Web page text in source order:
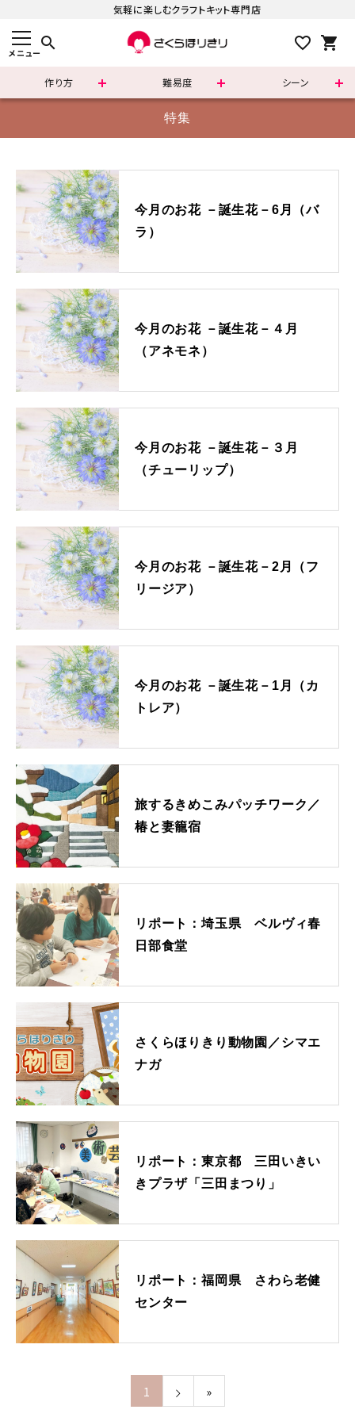
気軽に楽しむクラフトキット専門店
メニュー
search
作り方 難易度 シーン
カテゴリーで選ぶ
難易度で選ぶ
さくらほりきりの商品について
シーンで選ぶ
レビューを見る
INFORMATION
初めての方へ
ショッピングガイド
よくあるご質問
カタログ請求
法人の方へ
コーポレートサイト
実店舗案内
特集
今月のお花 －誕生花－6月（バ
ラ）
今月のお花 －誕生花－４月
（アネモネ）
今月のお花 －誕生花－３月
（チューリップ）
今月のお花 －誕生花－2月（フ
リージア）
今月のお花 －誕生花－1月（カ
トレア）
旅するきめこみパッチワーク／
椿と妻籠宿
リポート：埼玉県 ベルヴィ春
日部食堂
さくらほりきり動物園／シマエ
ナガ
リポート：東京都 三田いきい
きプラザ「三田まつり」
リポート：福岡県 さわら老健
センター
1 »